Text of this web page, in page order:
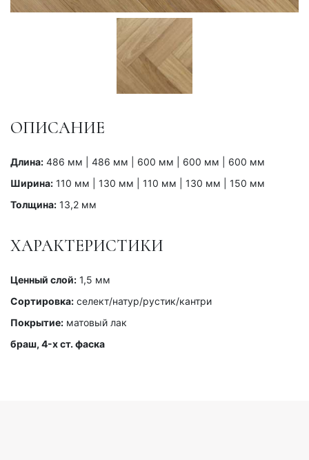
ОПИСАНИЕ
Длина: 486 мм | 486 мм | 600 мм | 600 мм | 600 мм
Ширина: 110 мм | 130 мм | 110 мм | 130 мм | 150 мм
Толщина: 13,2 мм
ХАРАКТЕРИСТИКИ
Ценный слой: 1,5 мм
Сортировка: селект/натур/рустик/кантри
Покрытие: матовый лак
браш, 4-x ст. фаска